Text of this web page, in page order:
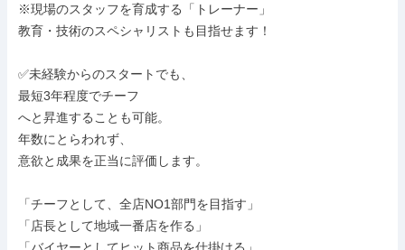
※現場のスタッフを育成する「トレーナー」
教育・技術のスペシャリストも目指せます！
✅️未経験からのスタートでも、
最短3年程度でチーフ
へと昇進することも可能。
年数にとらわれず、
意欲と成果を正当に評価します。
「チーフとして、全店NO1部門を目指す」
「店長として地域一番店を作る」